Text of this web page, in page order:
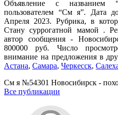
Объявление с названием
пользователем “См я”. Дата
Апреля 2023. Рубрика, в
Cтану суррогатной мамой .
автор сообщения -
800000 руб. Число
внимание на предложения в
Астана, Самара, Черкесск,
См я №54301 Новосибирск -
Все публикации